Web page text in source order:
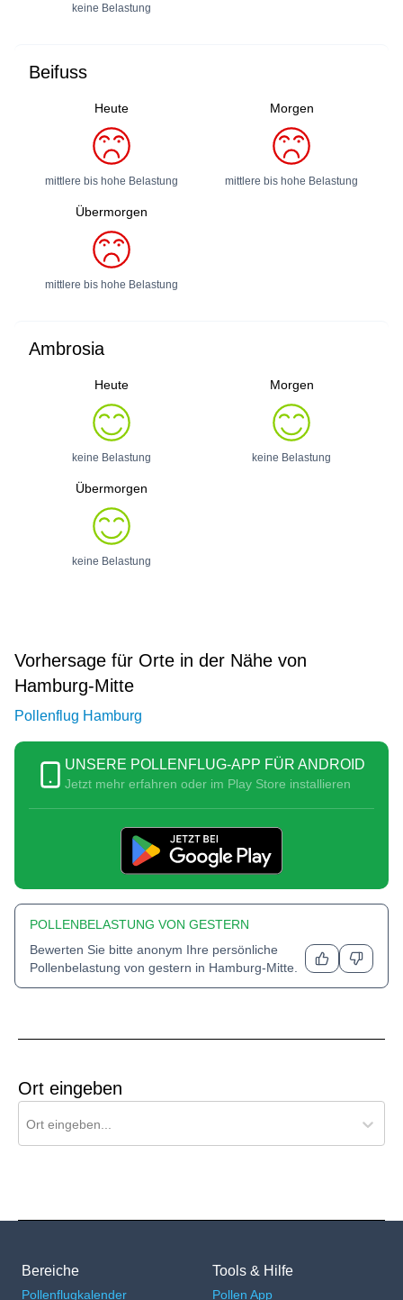
keine Belastung
Beifuss
Heute
mittlere bis hohe Belastung
Morgen
mittlere bis hohe Belastung
Übermorgen
mittlere bis hohe Belastung
Ambrosia
Heute
keine Belastung
Morgen
keine Belastung
Übermorgen
keine Belastung
Vorhersage für Orte in der Nähe von
Hamburg-Mitte
Pollenflug Hamburg
UNSERE POLLENFLUG-APP FÜR ANDROID
Jetzt mehr erfahren oder im Play Store installieren
POLLENBELASTUNG VON GESTERN
Bewerten Sie bitte anonym Ihre persönliche
Pollenbelastung von gestern in Hamburg-Mitte.
Ort eingeben
Ort eingeben...
Bereiche
Pollenflugkalender
Tools & Hilfe
Pollen App